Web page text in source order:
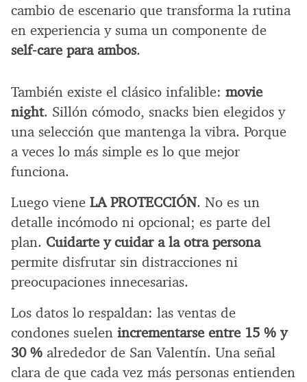
cambio de escenario que transforma la rutina
en experiencia y suma un componente de
self-care para ambos.
También existe el clásico infalible: movie
night. Sillón cómodo, snacks bien elegidos y
una selección que mantenga la vibra. Porque
a veces lo más simple es lo que mejor
funciona.
Luego viene LA PROTECCIÓN. No es un
detalle incómodo ni opcional; es parte del
plan. Cuidarte y cuidar a la otra persona
permite disfrutar sin distracciones ni
preocupaciones innecesarias.
Los datos lo respaldan: las ventas de
condones suelen incrementarse entre 15 % y
30 % alrededor de San Valentín. Una señal
clara de que cada vez más personas entienden